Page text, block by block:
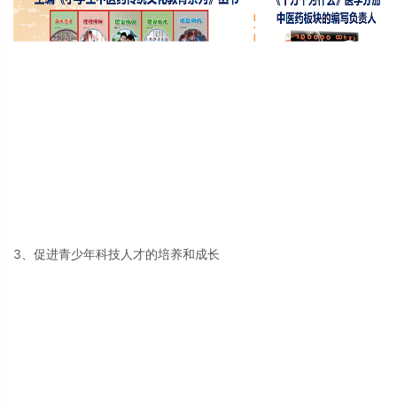
3、促进青少年科技人才的培养和成长